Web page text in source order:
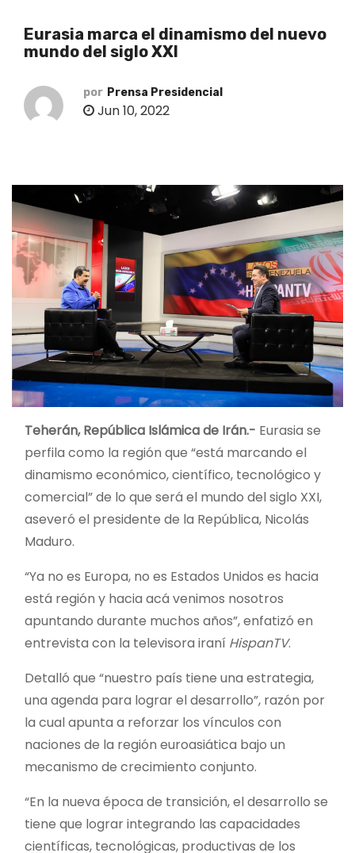
Eurasia marca el dinamismo del nuevo
mundo del siglo XXI
por Prensa Presidencial
Jun 10, 2022
Teherán, República Islámica de Irán.- Eurasia se
perfila como la región que “está marcando el
dinamismo económico, científico, tecnológico y
comercial” de lo que será el mundo del siglo XXI,
aseveró el presidente de la República, Nicolás
Maduro.
“Ya no es Europa, no es Estados Unidos es hacia
está región y hacia acá venimos nosotros
apuntando durante muchos años”, enfatizó en
entrevista con la televisora iraní HispanTV.
Detalló que “nuestro país tiene una estrategia,
una agenda para lograr el desarrollo”, razón por
la cual apunta a reforzar los vínculos con
naciones de la región euroasiática bajo un
mecanismo de crecimiento conjunto.
“En la nueva época de transición, el desarrollo se
tiene que lograr integrando las capacidades
científicas, tecnológicas, productivas de los